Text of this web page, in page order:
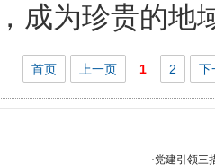
成为珍贵的地
首页 上一页 1 2 下
·党建引领三